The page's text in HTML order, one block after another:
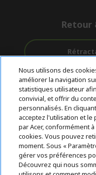
Livraison
Gratuite
© 2026 Acer Inc.
CPYou BV est le
services proposés au sein
Nous utilisons des
améliorer la navigation
statistiques utilisateur
convivial, et offrir du
personnalisés. En
acceptez l'utilisation et le
par Acer, conformément
cookies. Vous pouvez
moment. Sous «
gérer vos préférences
Découvrez qui nous